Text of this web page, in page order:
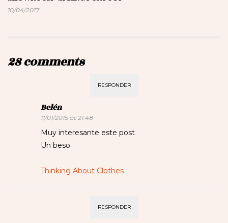
10/04/2017
28 comments
RESPONDER
Belén
11/01/2015 at 21:48
Muy interesante este post
Un beso
Thinking About Clothes
RESPONDER